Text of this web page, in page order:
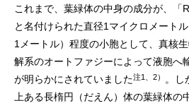
これまで、葉緑体の中身の成分が、「
と名付けられた直径1マイクロメート
1メートル）程度の小胞として、真核
解系のオートファジーによって液胞へ
が明らかにされていました注1、2）
。し
上ある長楕円（だえん）体の葉緑体の